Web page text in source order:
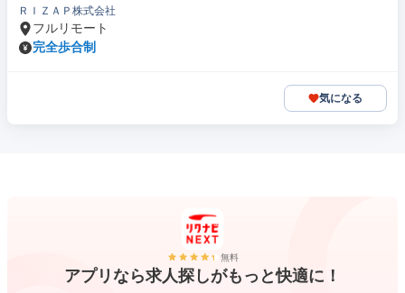
ＲＩＺＡＰ株式会社
フルリモート
完全歩合制
気になる
無料
アプリなら求人探しがもっと快適に！